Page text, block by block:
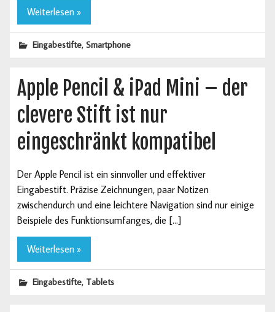
Weiterlesen »
Eingabestifte,Smartphone
Apple Pencil & iPad Mini – der
clevere Stift ist nur
eingeschränkt kompatibel
Der Apple Pencil ist ein sinnvoller und effektiver
Eingabestift. Präzise Zeichnungen, paar Notizen
zwischendurch und eine leichtere Navigation sind nur einige
Beispiele des Funktionsumfanges, die […]
Weiterlesen »
Eingabestifte, Tablets